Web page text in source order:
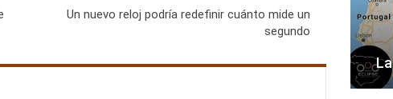
Un nuevo reloj podría redefinir cuánto mide un
segundo